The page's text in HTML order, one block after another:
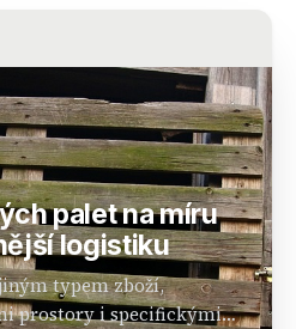
palet na míru
logistiku
typem zboží,
prostory i specifickými